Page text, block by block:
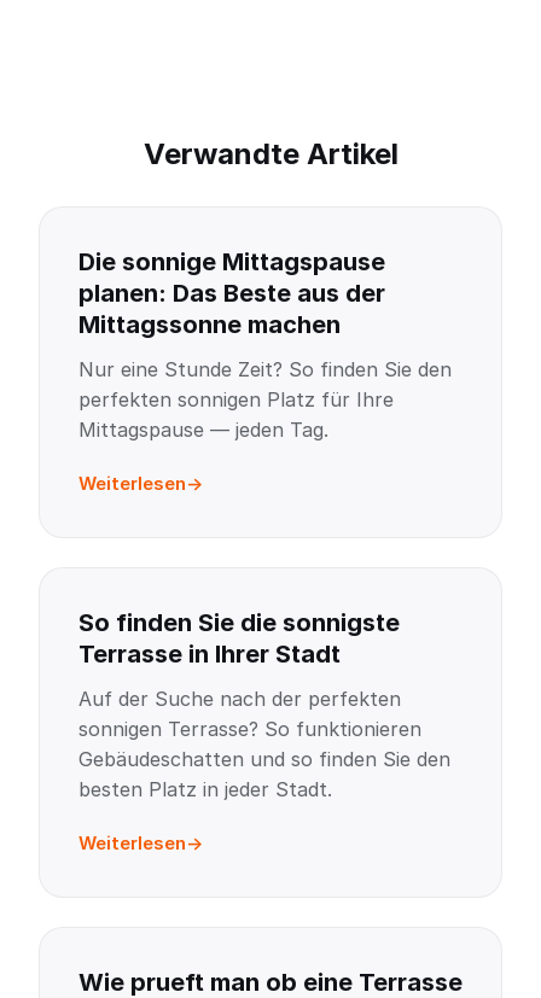
Verwandte Artikel
Die sonnige Mittagspause
planen: Das Beste aus der
Mittagssonne machen
Nur eine Stunde Zeit? So finden Sie den
perfekten sonnigen Platz für Ihre
Mittagspause — jeden Tag.
Weiterlesen
So finden Sie die sonnigste
Terrasse in Ihrer Stadt
Auf der Suche nach der perfekten
sonnigen Terrasse? So funktionieren
Gebäudeschatten und so finden Sie den
besten Platz in jeder Stadt.
Weiterlesen
Wie prueft man ob eine Terrasse